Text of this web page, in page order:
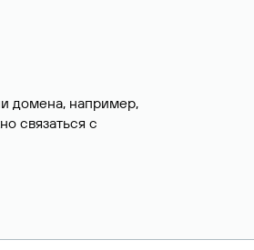
домена, например,
связаться с